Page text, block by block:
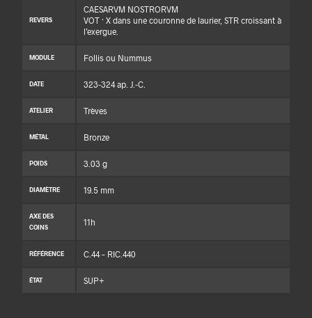
REVERS
CAESARVM NOSTRORVM
VOT · X dans une couronne de laurier, STR croissant à
l’exergue.
MODULE Follis ou Nummus
DATE 323-324 ap. J.-C.
ATELIER Trèves
MÉTAL Bronze
POIDS 3.03 g
DIAMÈTRE 19.5 mm
AXE DES
COINS
11h
RÉFÉRENCE C.44 – RIC.440
ÉTAT SUP+